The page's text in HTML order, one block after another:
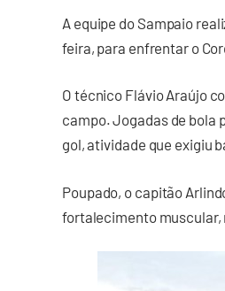
A equipe do Sampaio
feira, para enfrentar o
O técnico Flávio Araújo
campo. Jogadas de bola
gol, atividade que exigiu
Poupado, o capitão
fortalecimento muscular,